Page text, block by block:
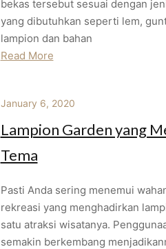
bekas tersebut sesuai dengan
yang dibutuhkan seperti lem,
lampion dan bahan
Read More
January 6, 2020
Lampion Garden yang
Tema
Pasti Anda sering menemui
rekreasi yang menghadirkan
satu atraksi wisatanya.
semakin berkembang